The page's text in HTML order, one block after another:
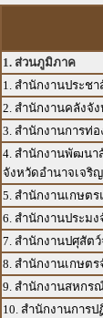
1. ส่วนภูมิภาค
1. สำนักงานประช
2. สำนักงานคลังจั
3. สำนักงานการท่
4. สำนักงานพัฒน
จังหวัดอำนาจเจริญ
5. สำนักงานเกษต
6. สำนักงานประม
7. สำนักงานปศุสัต
8. สำนักงานเกษต
9. สำนักงานสหกร
10. สำนักงานการ